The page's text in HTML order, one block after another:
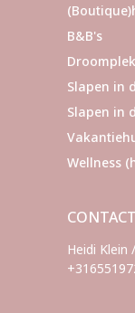
B&B's
Slapen in
Slapen in
Wellness
CONTACT
Heidi